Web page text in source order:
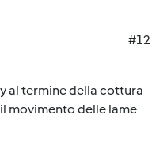
#12
al termine della cottura
movimento delle lame